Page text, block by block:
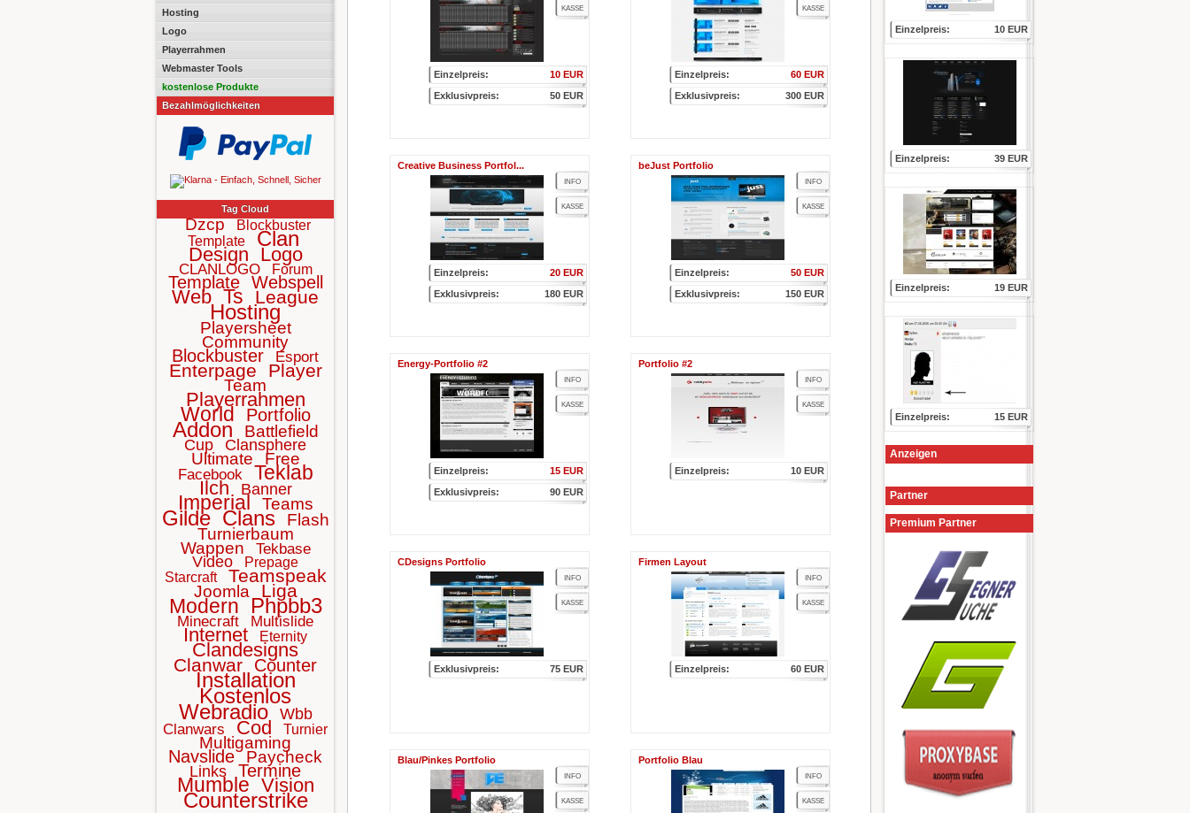
Hosting
Logo
Playerrahmen
Webmaster Tools
kostenlose Produkte
Bezahlmöglichkeiten
Tag Cloud
Dzcp
Blockbuster
Template
Clan
Design Logo
CLANLOGO Forum
Template Webspell
Web Ts League
Hosting
Playersheet
Community
Blockbuster Esport
Enterpage Player
Team
Playerrahmen
World Portfolio
Addon Battlefield
Cup Clansphere
Ultimate Free
Facebook Teklab
Ilch Banner
Imperial Teams
Gilde Clans Flash
Turnierbaum
Wappen Tekbase
Video
Prepage
Starcraft
Teamspeak
Joomla Liga
Modern Phpbb3
Minecraft Multislide
Internet Eternity
Clandesigns
Clanwar Counter
Installation
Kostenlos
Webradio Wbb
Clanwars Cod Turnier
Multigaming
Navslide Paycheck
Links Termine
Mumble Vision
Counterstrike
Einzelpreis:
10 EUR
Exklusivpreis:
50 EUR
KASSE
Einzelpreis:
60 EUR
Exklusivpreis:
300 EUR
KASSE
Creative Business Portfol...
Einzelpreis:
20 EUR
Exklusivpreis:
180 EUR
INFO
KASSE
beJust Portfolio
Einzelpreis:
50 EUR
Exklusivpreis:
150 EUR
INFO
KASSE
Energy-Portfolio #2
Einzelpreis:
15 EUR
Exklusivpreis:
90 EUR
INFO
KASSE
Portfolio #2
Einzelpreis: 10 EUR
INFO
KASSE
CDesigns Portfolio
Exklusivpreis: 75 EUR
INFO
KASSE
Firmen Layout
Einzelpreis: 60 EUR
INFO
KASSE
Blau/Pinkes Portfolio
INFO
KASSE
Portfolio Blau
INFO
KASSE
Einzelpreis: 10 EUR
Einzelpreis: 39 EUR
Einzelpreis: 19 EUR
Einzelpreis: 15 EUR
Anzeigen
Partner
Premium Partner